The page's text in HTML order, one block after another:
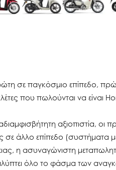
σε παγκόσμιο επίπεδο,
που πωλούνται να είναι
αξιοπιστία, οι
σε άλλο επίπεδο (συστήματα
η ασυναγώνιστη
όλο το φάσμα των